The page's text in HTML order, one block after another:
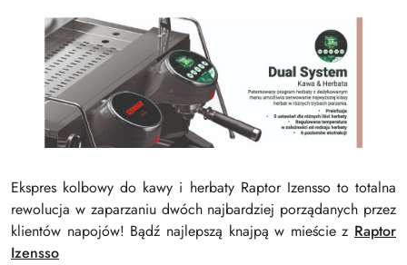
Ekspres kolbowy do kawy i herbaty Raptor Izensso to totalna
rewolucja w zaparzaniu dwóch najbardziej porządanych przez
klientów napojów! Bądź najlepszą knajpą w mieście z Raptor
Izensso